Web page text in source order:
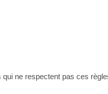
ne respectent pas ces